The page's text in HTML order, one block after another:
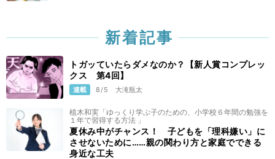
新着記事
トガッていたらダメなのか？【新人賞コンプレッ
クス 第4回】
連載 8/5 大滝瓶太
植木和実「ゆっくり学ぶ子のための、小学校６年間の勉強を
１年で習得する方法 」
夏休み中がチャンス！ 子どもを「理科嫌い」に
させないために……親の関わり方と家庭でできる
身近な工夫